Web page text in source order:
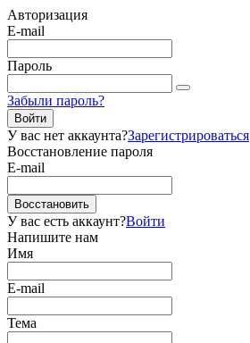
Авторизация
E-mail
Пароль
Забыли пароль?
Войти
У вас нет аккаунта?Зарегистрироваться
Восстановление пароля
E-mail
Восстановить
У вас есть аккаунт?Войти
Напишите нам
Имя
E-mail
Тема